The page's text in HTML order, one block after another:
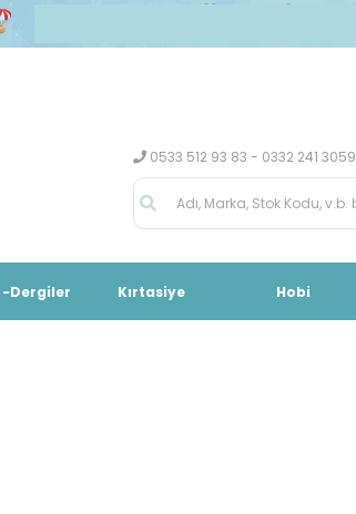
0533 512 93 83 - 0332 241 3059
-Dergiler Kırtasiye Hobi